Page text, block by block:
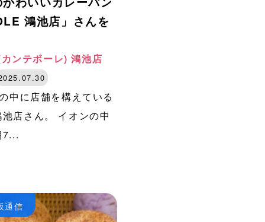
鴻池店」さんを
ンテボーレ) 鴻池店
中に店舗を構えている
店さん。 イオンの中
7...
通信